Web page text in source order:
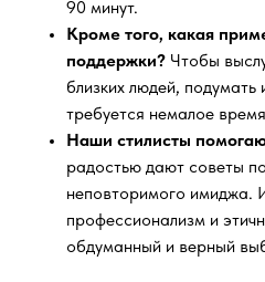
90 минут.
Кроме того, какая
поддержки? Чтобы
близких людей,
требуется немалое
Наши стилисты
радостью дают советы
неповторимого имиджа.
профессионализм и
обдуманный и верный